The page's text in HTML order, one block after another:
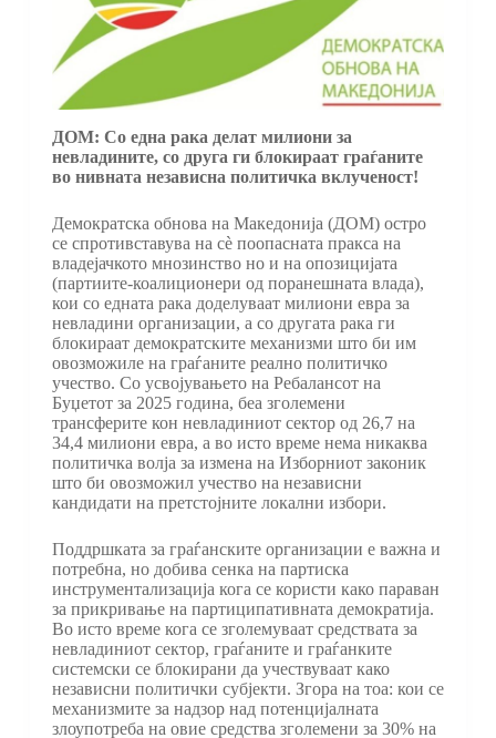
ДОМ: Со една рака делат милиони за
невладините, со друга ги блокираат граѓаните
во нивната независна политичка вклученост!
Демократска обнова на Македонија (ДОМ) остро
се спротивставува на сè поопасната пракса на
владејачкото мнозинство но и на опозицијата
(партиите-коалиционери од поранешната влада),
кои со едната рака доделуваат милиони евра за
невладини организации, а со другата рака ги
блокираат демократските механизми што би им
овозможиле на граѓаните реално политичко
учество. Со усвојувањето на Ребалансот на
Буџетот за 2025 година, беа зголемени
трансферите кон невладиниот сектор од 26,7 на
34,4 милиони евра, а во исто време нема никаква
политичка волја за измена на Изборниот законик
што би овозможил учество на независни
кандидати на претстојните локални избори.
Поддршката за граѓанските организации е важна и
потребна, но добива сенка на партиска
инструментализација кога се користи како параван
за прикривање на партиципативната демократија.
Во исто време кога се зголемуваат средствата за
невладиниот сектор, граѓаните и граѓанките
системски се блокирани да учествуваат како
независни политички субјекти. Згора на тоа: кои се
механизмите за надзор над потенцијалната
злоупотреба на овие средства зголемени за 30% на